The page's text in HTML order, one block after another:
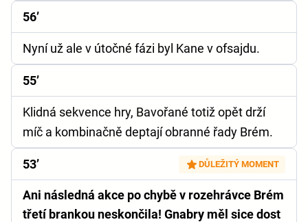
56’
Nyní už ale v útočné fázi byl Kane v ofsajdu.
55’
Klidná sekvence hry, Bavořané totiž opět drží
míč a kombinačně deptají obranné řady Brém.
53’ DŮLEŽITÝ MOMENT
Ani následná akce po chybě v rozehrávce Brém
třetí brankou neskončila! Gnabry měl sice dost